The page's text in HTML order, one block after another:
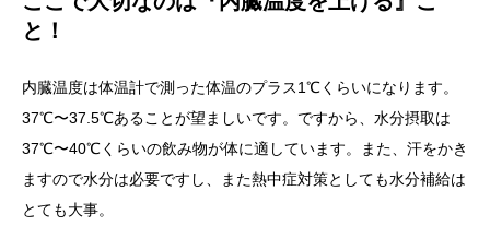
と！
内臓温度は体温計で測った体温のプラス1℃くらいになります。
37℃〜37.5℃あることが望ましいです。ですから、水分摂取は
37℃〜40℃くらいの飲み物が体に適しています。また、汗をかき
ますので水分は必要ですし、また熱中症対策としても水分補給は
とても大事。